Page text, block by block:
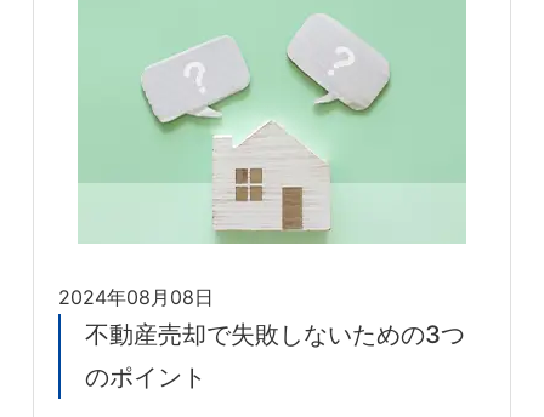
2024年08月08日
不動産売却で失敗しないための3つ
のポイント